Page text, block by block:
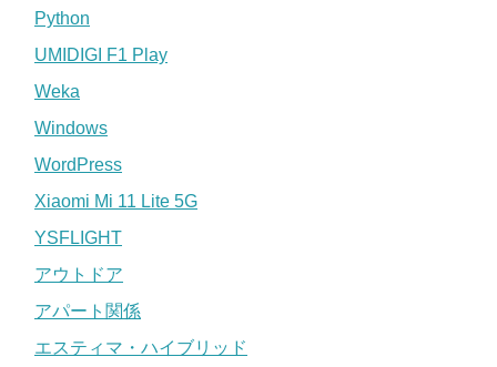
Python
UMIDIGI F1 Play
Weka
Windows
WordPress
Xiaomi Mi 11 Lite 5G
YSFLIGHT
アウトドア
アパート関係
エスティマ・ハイブリッド